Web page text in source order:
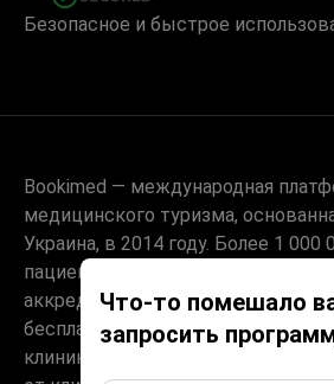
Что-то помешало
запросить
Безопасное и быстрое
Bookimed — международная
медицинского туризма,
Украина, в 2014 году. Более 1 000
пациентов и сотрудничество с 1
аккредитованными клиниками в
бесплатна для пациента – он
клиники, без наценки, а комиссию